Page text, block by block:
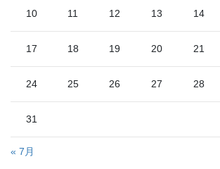
10 11 12 13 14
17 18 19 20 21
24 25 26 27 28
31
« 7月